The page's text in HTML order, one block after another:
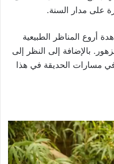
على مدار السنة.
أروع المناظر الطبيعية
بالإضافة إلى النظر إلى
في مسارات الحديقة في هذا